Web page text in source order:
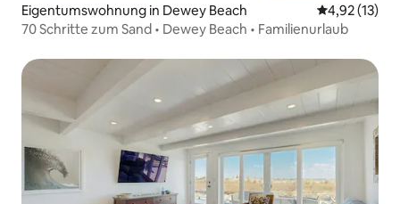
Eigentumswohnung in Dewey Beach
4,92 (13)
70 Schritte zum Sand • Dewey Beach • Familienurlaub